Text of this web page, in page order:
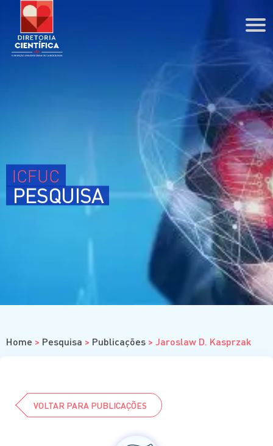
Coordenações
ESCOLA PROFISSIONAL
Cursos Técnicos
Cursos de Extensão
BIBLIOTECA
Cursos
ICFUC
PESQUISA
Home > Pesquisa > Publicações > Jaroslaw D. Kasprzak
VOLTAR PARA PUBLICAÇÕES